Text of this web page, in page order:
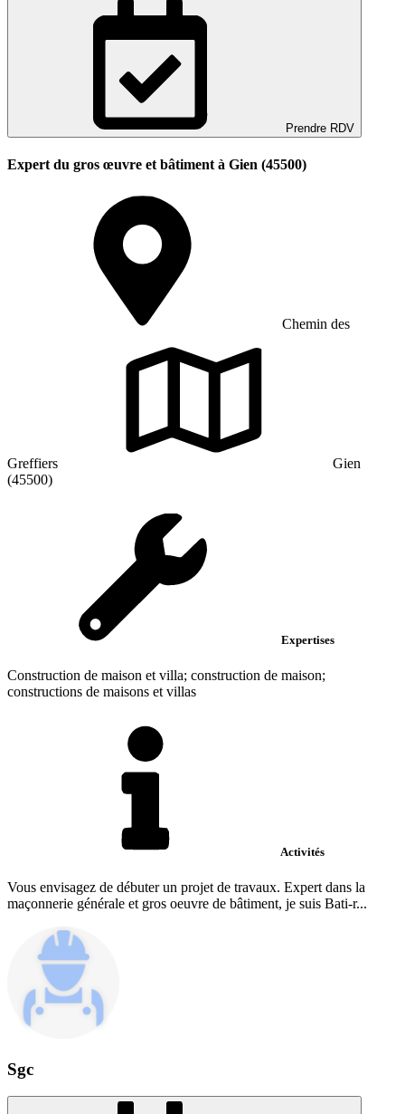
Prendre RDV
Expert du gros œuvre et bâtiment à Gien (45500)
Chemin des
Greffiers
Gien
(45500)
Expertises
Construction de maison et villa; construction de maison;
constructions de maisons et villas
Activités
Vous envisagez de débuter un projet de travaux. Expert dans la
maçonnerie générale et gros oeuvre de bâtiment, je suis Bati-r...
Sgc